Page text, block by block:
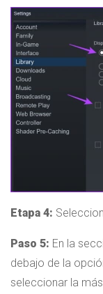
Etapa 4:
Paso 5: En la
debajo de la
seleccionar la